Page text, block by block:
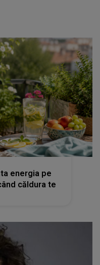
energia pe
căldura te